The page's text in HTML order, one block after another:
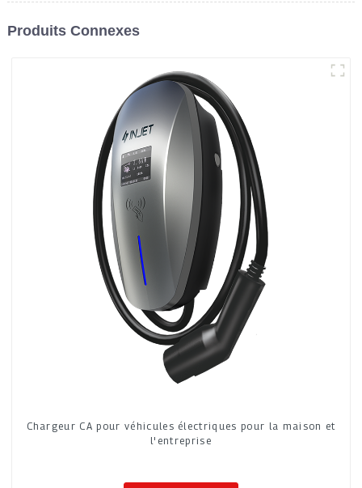
Produits Connexes
Chargeur CA pour véhicules électriques pour la maison et
l'entreprise